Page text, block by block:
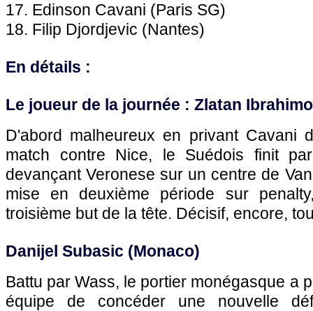
17. Edinson Cavani (Paris SG)
18. Filip Djordjevic (Nantes)
En détails :
Le joueur de la journée : Zlatan
D'abord malheureux en privant Cavani
match contre Nice, le Suédois finit
devançant Veronese sur un centre de
mise en deuxième période sur
troisième but de la tête. Décisif, encore,
Danijel Subasic (Monaco)
Battu par Wass, le portier monégasque a
équipe de concéder une nouvelle